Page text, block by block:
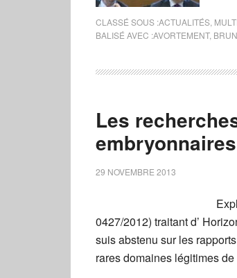
CLASSÉ SOUS :ACTUALITÉS
BALISÉ AVEC :AVORTEMENT,
Les
29 NOVEMBRE 2013
0427/2012) traitant d’
suis abstenu sur les
rares domaines légitimes